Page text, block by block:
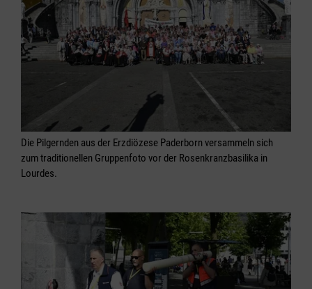
Die Pilgernden aus der Erzdiözese Paderborn versammeln sich
zum traditionellen Gruppenfoto vor der Rosenkranzbasilika in
Lourdes.